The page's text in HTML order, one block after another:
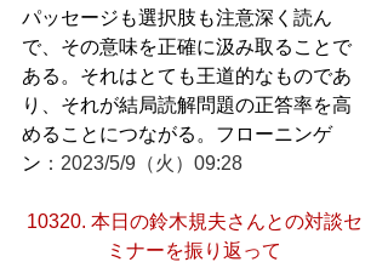
パッセージも選択肢も注意深く読ん
で、その意味を正確に汲み取ることで
ある。それはとても王道的なものであ
り、それが結局読解問題の正答率を高
めることにつながる。フローニンゲ
ン ：2023/5/9（火）09:28
10320. 本日の鈴木規夫さんとの対談セ
ミナーを振り返って